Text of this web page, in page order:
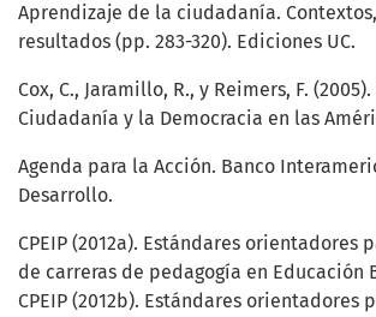
Aprendizaje de la ciudadanía.
resultados (pp. 283-320). Ediciones UC.
Cox, C., Jaramillo, R., y Reimers, F.
Ciudadanía y la Democracia en las
Agenda para la Acción. Banco
Desarrollo.
CPEIP (2012a). Estándares orientadores
de carreras de pedagogía en Educación
CPEIP (2012b). Estándares orientadores